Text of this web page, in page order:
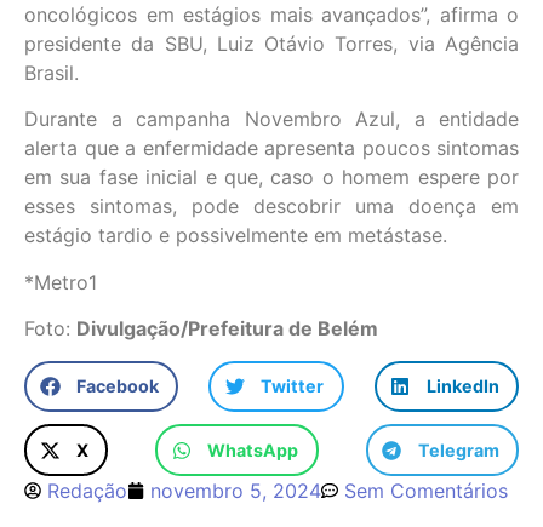
oncológicos em estágios mais avançados”, afirma o
presidente da SBU, Luiz Otávio Torres, via Agência
Brasil.
Durante a campanha Novembro Azul, a entidade
alerta que a enfermidade apresenta poucos sintomas
em sua fase inicial e que, caso o homem espere por
esses sintomas, pode descobrir uma doença em
estágio tardio e possivelmente em metástase.
*Metro1
Foto: Divulgação/Prefeitura de Belém
Facebook Twitter LinkedIn
X WhatsApp Telegram
Redação novembro 5, 2024 Sem Comentários